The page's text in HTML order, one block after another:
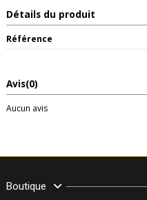
Détails du produit
Référence
Avis(0)
Aucun avis
Boutique